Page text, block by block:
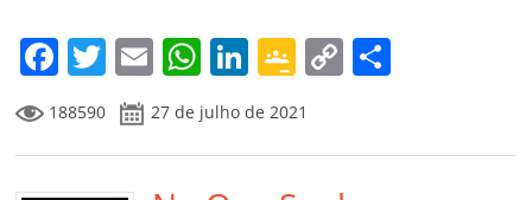
m
F
a
c
e
T
w
itt
er
E
m
ai
l
W
h
at
s
Li
n
k
e
G
o
o
gl
C
y p
188590 27 de julho de 2021